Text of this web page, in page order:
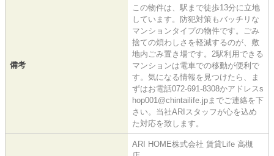
備考
この物件は、駅まで徒歩13分に立地
しています。防犯対策もバッチリな
マンションタイプの物件です。ごみ
捨ての煩わしさを軽減するのが、敷
地内ごみ置き場です。2駅利用できる
マンションは電車での移動が便利で
す。気になる情報を見つけたら、ま
ずはお電話072-691-8308かアドレスs
hop001@chintailife.jpまでご連絡を下
さい。当社ARIスタッフが心を込め
た対応を致します。
ARI HOME株式会社 賃貸Life 高槻